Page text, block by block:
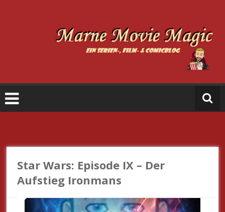
a
e
o
vi
e
M
a
gi
Star Wars: Episode IX – Der
Aufstieg Ironmans